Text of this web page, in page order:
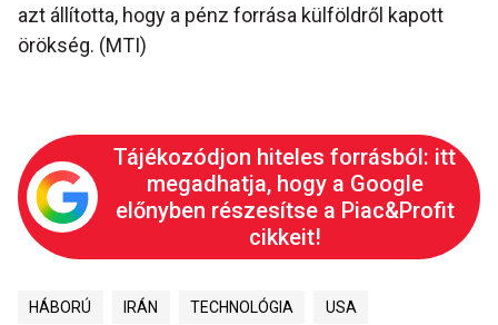
azt állította, hogy a pénz forrása külföldről kapott
örökség. (MTI)
Tájékozódjon hiteles forrásból: itt
megadhatja, hogy a Google
előnyben részesítse a Piac&Profit
cikkeit!
HÁBORÚ IRÁN TECHNOLÓGIA USA